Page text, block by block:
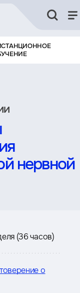
нервной
(36 часов)
о